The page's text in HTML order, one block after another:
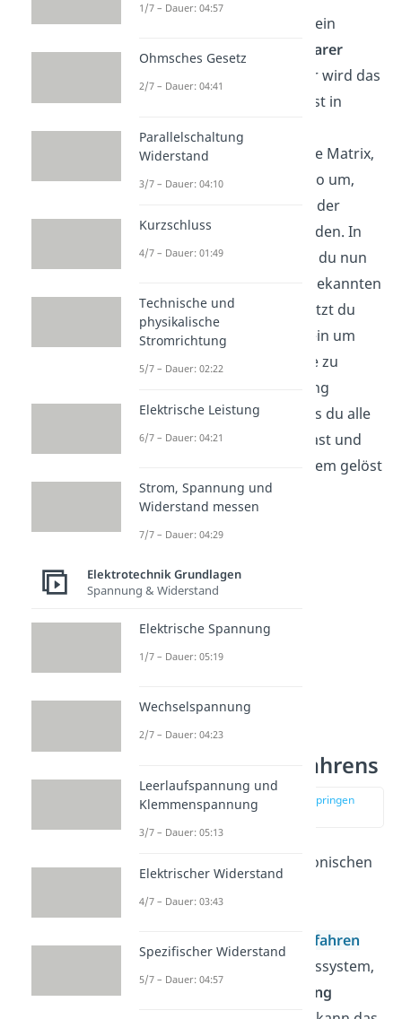
ist ein
Verfahren zur Lösung
linearer
. Dafür wird das
Gleichungssystem zunächst in
Matrixform
Anschließend formst du die Matrix,
durchZeilenumformung
so um,
dass ihre Werte unterhalb der
Hauptdiagonalen zu 0 werden. In
der untersten Zeile kannst du nun
die Lösung der ersten Unbekannten
ermitteln. Diese Lösung setzt du
dann in die Zeile darüber ein um
deine nächste Unbekannte zu
bestimmen. Diesen Vorgang
wiederholst du solange, bis du alle
Unbekannten bestimmt hast und
damit dein Gleichungssystem gelöst
ist.
Anwendung des
Gaußschen
Eliminationsverfahrens
zur Stelle im Video springen
(00:26)
Bei der Analyse von elektronischen
Knotenpunktpotentialverfahren
erhalten wir ein Gleichungssystem,
Matrixgleichung
1/7 – Dauer: 04:57
Ohmsches Gesetz
2/7 – Dauer: 04:41
Parallelschaltung
Widerstand
3/7 – Dauer: 04:10
Kurzschluss
4/7 – Dauer: 01:49
Technische und
physikalische
Stromrichtung
5/7 – Dauer: 02:22
Elektrische Leistung
6/7 – Dauer: 04:21
Strom, Spannung und
Widerstand messen
7/7 – Dauer: 04:29
Elektrotechnik Grundlagen
Spannung & Widerstand
Elektrische Spannung
1/7 – Dauer: 05:19
Wechselspannung
2/7 – Dauer: 04:23
Leerlaufspannung und
Klemmenspannung
3/7 – Dauer: 05:13
Elektrischer Widerstand
4/7 – Dauer: 03:43
Spezifischer Widerstand
5/7 – Dauer: 04:57